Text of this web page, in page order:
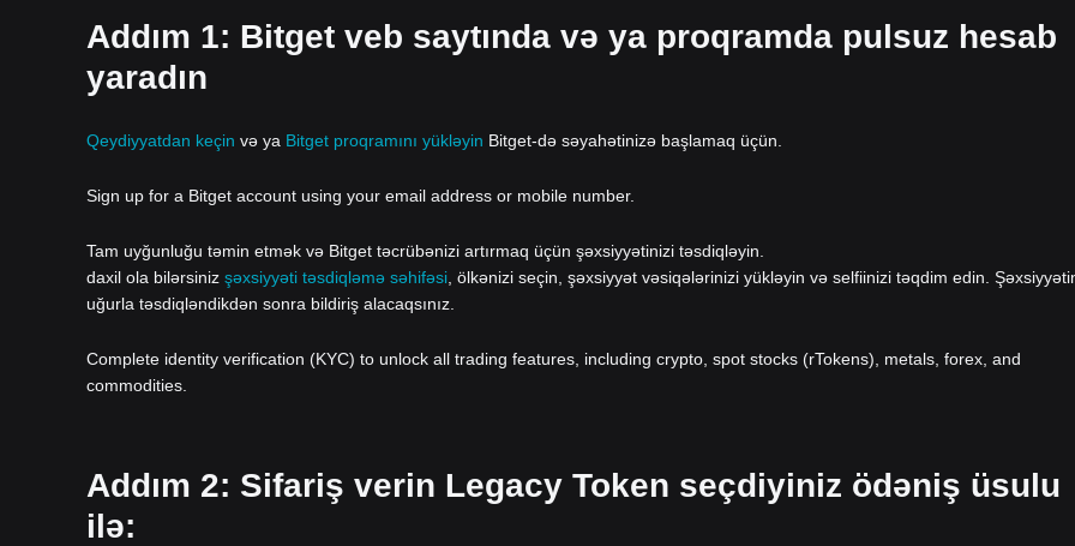
Addım 1: Bitget veb saytında və ya proqramda pulsuz hesab
yaradın
Qeydiyyatdan keçin və ya Bitget proqramını yükləyin Bitget-də səyahətinizə başlamaq üçün.
Sign up for a Bitget account using your email address or mobile number.
Tam uyğunluğu təmin etmək və Bitget təcrübənizi artırmaq üçün şəxsiyyətinizi təsdiqləyin.
daxil ola bilərsiniz şəxsiyyəti təsdiqləmə səhifəsi , ölkənizi seçin, şəxsiyyət vəsiqələrinizi yükləyin və selfiinizi təqdim edin.
uğurla təsdiqləndikdən sonra bildiriş alacaqsınız.
Complete identity verification (KYC) to unlock all trading features, including crypto, spot stocks (rTokens), metals, forex, and
commodities.
Addım 2: Sifariş verin Legacy Token seçdiyiniz ödəniş üsulu
ilə: